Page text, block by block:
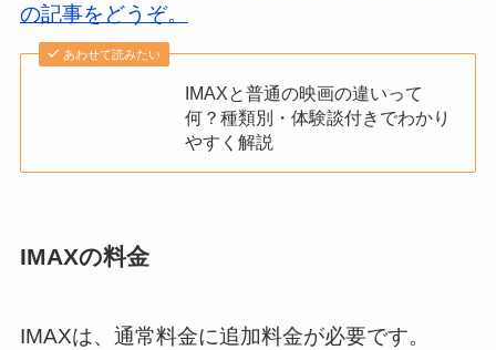
の記事をどうぞ。
あわせて読みたい
IMAXと普通の映画の違いって
何？種類別・体験談付きでわかり
やすく解説
IMAXの料金
IMAXは、通常料金に追加料金が必要です。